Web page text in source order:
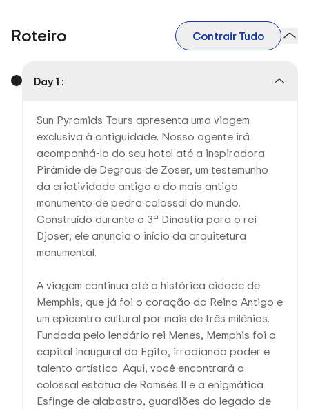
Roteiro Contrair Tudo
Day 1 :
Sun Pyramids Tours apresenta uma viagem
exclusiva à antiguidade. Nosso agente irá
acompanhá-lo do seu hotel até a inspiradora
Pirâmide de Degraus de Zoser, um testemunho
da criatividade antiga e do mais antigo
monumento de pedra colossal do mundo.
Construído durante a 3ª Dinastia para o rei
Djoser, ele anuncia o início da arquitetura
monumental.
A viagem continua até a histórica cidade de
Memphis, que já foi o coração do Reino Antigo e
um epicentro cultural por mais de três milênios.
Fundada pelo lendário rei Menes, Memphis foi a
capital inaugural do Egito, irradiando poder e
talento artístico. Aqui, você encontrará a
colossal estátua de Ramsés II e a enigmática
Esfinge de alabastro, guardiões do legado de